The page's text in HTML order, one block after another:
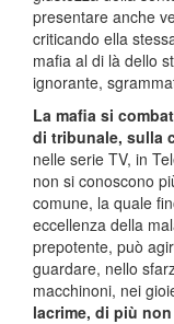
presentare anche
criticando ella
mafia al di là dello
ignorante,
La mafia si
di tribunale, sulla
nelle serie TV, in
non si conoscono
comune, la quale
eccellenza della
prepotente, può
guardare, nello
macchinoni, nei
lacrime, di più